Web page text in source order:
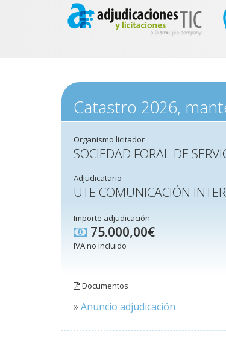
Catastro 2026,
Organismo licitador
SOCIEDAD FORAL DE
Adjudicatario
UTE COMUNICACIÓN
Importe adjudicación
75.000,00€
IVA no incluido
Documentos
» Anuncio adjudicación